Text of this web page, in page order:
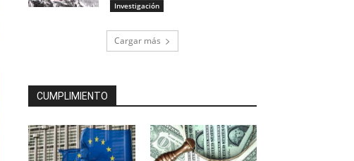
Investigación
Cargar más
CUMPLIMIENTO